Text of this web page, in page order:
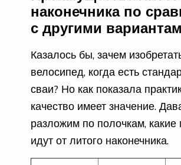
наконечника по
с другими
Казалось бы, зачем
велосипед, когда есть
сваи? Но как показала
качество имеет значение.
разложим по полочкам,
идут от литого наконечника.